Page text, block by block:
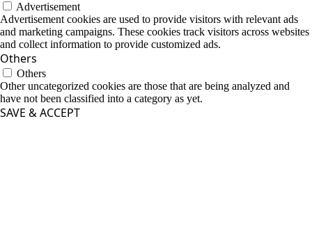
Advertisement
Advertisement cookies are used to provide visitors with relevant ads
and marketing campaigns. These cookies track visitors across websites
and collect information to provide customized ads.
Others
Others
Other uncategorized cookies are those that are being analyzed and
have not been classified into a category as yet.
SAVE & ACCEPT